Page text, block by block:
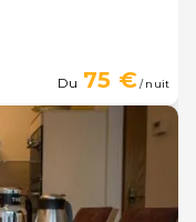
Du 75 €/ nuit